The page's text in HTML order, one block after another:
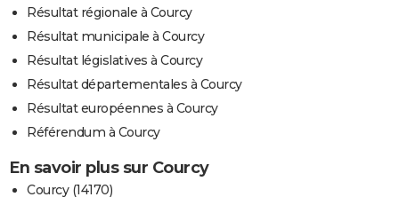
Résultat régionale à Courcy
Résultat municipale à Courcy
Résultat législatives à Courcy
Résultat départementales à Courcy
Résultat européennes à Courcy
Référendum à Courcy
En savoir plus sur Courcy
Courcy (14170)